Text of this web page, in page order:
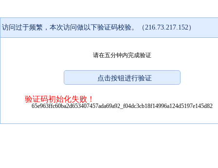
访问过于频繁，本次访问做以下验证码校验。（216.73.217.152）
请在五分钟内完成验证
验证码初始化失败！
65e963ffc60ba2d653407457ada69a92_f04dc3cb18f14996a124d5197e145d82